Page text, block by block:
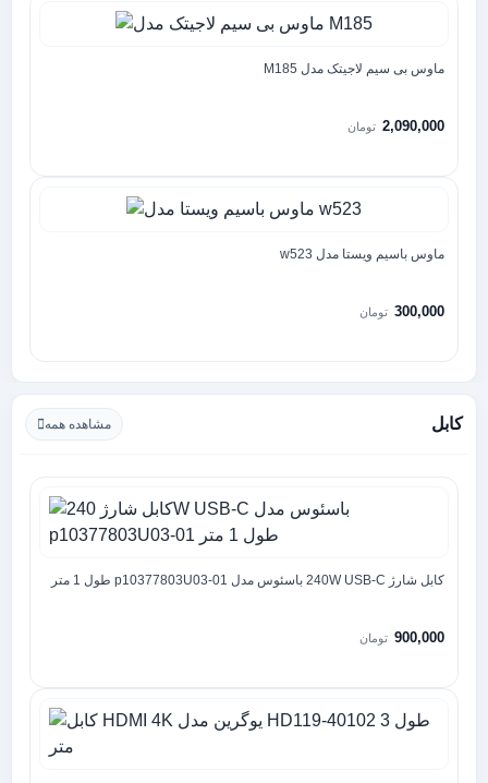
ماوس بی سیم لاجیتک مدل M185
2,090,000 تومان
ماوس باسیم ویستا مدل w523
300,000 تومان
کابل مشاهده همه
کابل شارژ 240W USB-C باسئوس مدل p10377803U03-01 طول 1 متر
900,000 تومان